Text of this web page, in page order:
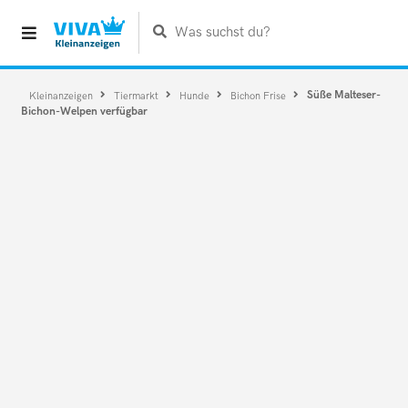
Was suchst du?
Kleinanzeigen Tiermarkt Hunde Bichon Frise
Süße Malteser-
Bichon-Welpen verfügbar